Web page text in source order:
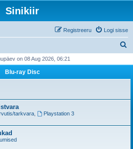
Sinikiir
Logi sisse
Registreeru
i
on 08 Aug 2026, 06:21
Blu-ray Disc
tarkvara,
Playstation 3